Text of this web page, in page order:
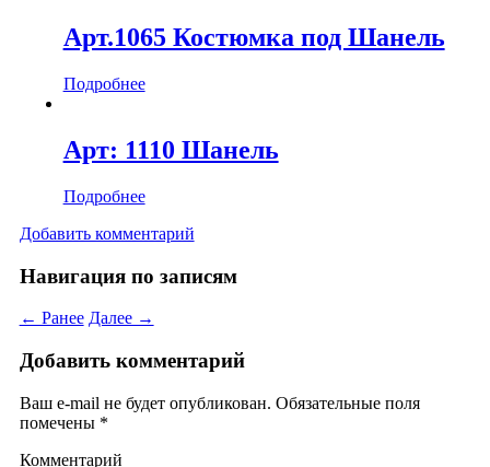
Арт.1065 Костюмка под Шанель
Подробнее
Арт: 1110 Шанель
Подробнее
Добавить комментарий
Навигация по записям
← Ранее Далее →
Добавить комментарий
Ваш e-mail не будет опубликован. Обязательные поля
помечены *
Комментарий